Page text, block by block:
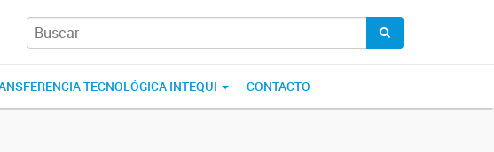
TECNOLÓGICA INTEQUI CONTACTO